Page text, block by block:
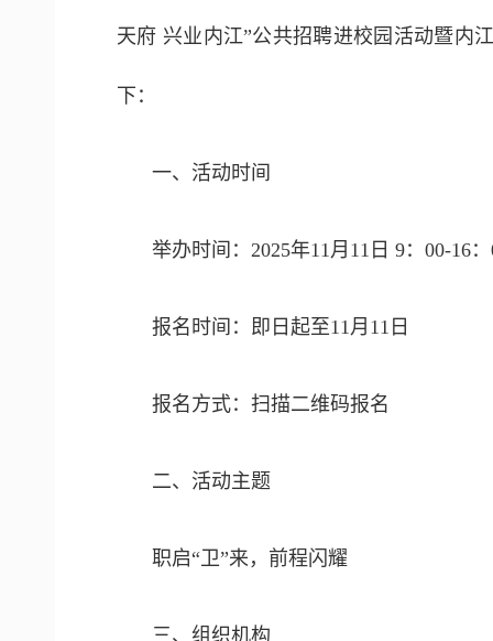
天府 兴业内江”公共招聘进校园活动暨内
下：
一、活动时间
举办时间：2025年11月11日 9：00-16
报名时间：即日起至11月11日
报名方式：扫描二维码报名
二、活动主题
职启“卫”来，前程闪耀
三、组织机构